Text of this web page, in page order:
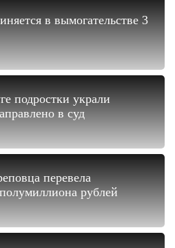
в вымогательстве 3
подростки украли
в суд
перевела
рублей